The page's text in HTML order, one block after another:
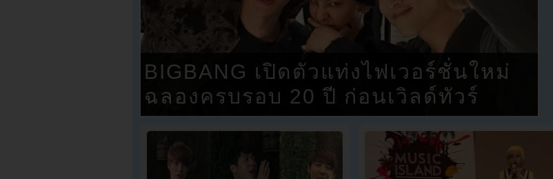
BIGBANG เปิดตัวแท่งไฟเวอร์ชั่นใหม่
ฉลองครบรอบ 20 ปี ก่อนเวิลด์ทัวร์